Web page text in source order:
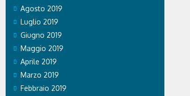
Agosto 2019
Luglio 2019
Giugno 2019
Maggio 2019
Aprile 2019
Marzo 2019
Febbraio 2019